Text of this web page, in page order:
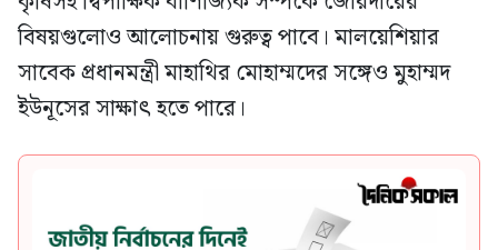
বিষয়গুলোও আলোচনায় গুরুত্ব পাবে। মালয়েশিয়ার
সাবেক প্রধানমন্ত্রী মাহাথির মোহাম্মদের সঙ্গেও মুহাম্মদ
ইউনূসের সাক্ষাৎ হতে পারে।